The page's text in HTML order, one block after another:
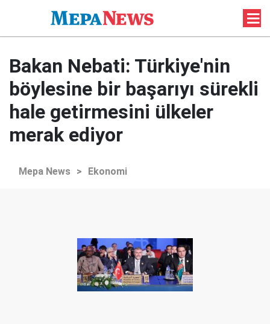
Bakan Nebati: Türkiye'nin
böylesine bir başarıyı sürekli
hale getirmesini ülkeler
merak ediyor
Mepa News > Ekonomi